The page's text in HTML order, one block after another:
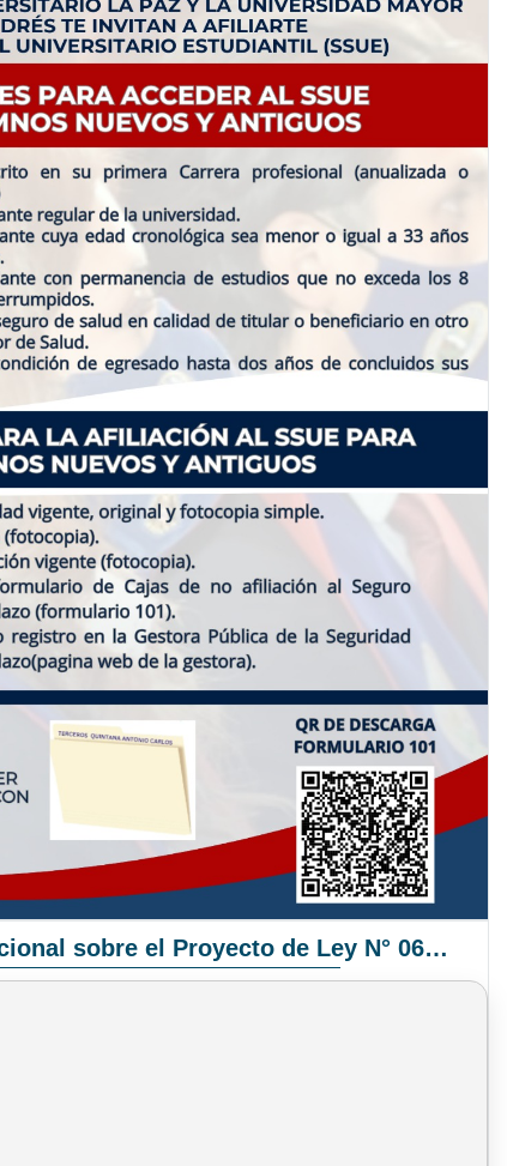
Pronunciamiento Institucional sobre el Proyecto de Ley N° 068/2025-2026 C.S.